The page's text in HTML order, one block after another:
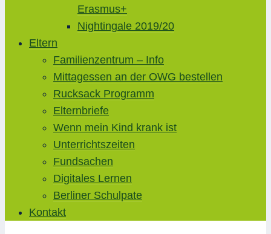
Erasmus+
Nightingale 2019/20
Eltern
Familienzentrum – Info
Mittagessen an der OWG bestellen
Rucksack Programm
Elternbriefe
Wenn mein Kind krank ist
Unterrichtszeiten
Fundsachen
Digitales Lernen
Berliner Schulpate
Kontakt